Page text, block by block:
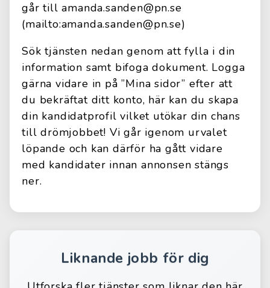
går till amanda.sanden@pn.se
(mailto:amanda.sanden@pn.se)
Sök tjänsten nedan genom att fylla i din
information samt bifoga dokument. Logga
gärna vidare in på ”Mina sidor” efter att
du bekräftat ditt konto, här kan du skapa
din kandidatprofil vilket utökar din chans
till drömjobbet! Vi går igenom urvalet
löpande och kan därför ha gått vidare
med kandidater innan annonsen stängs
ner.
Liknande jobb för dig